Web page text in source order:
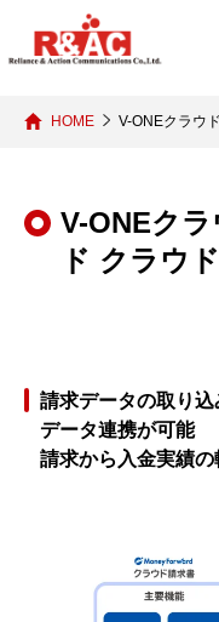
V-ONEク
ド クラウ
HOME V-ONEクラウ
請求データの取り
データ連携が可能
請求から入金実績